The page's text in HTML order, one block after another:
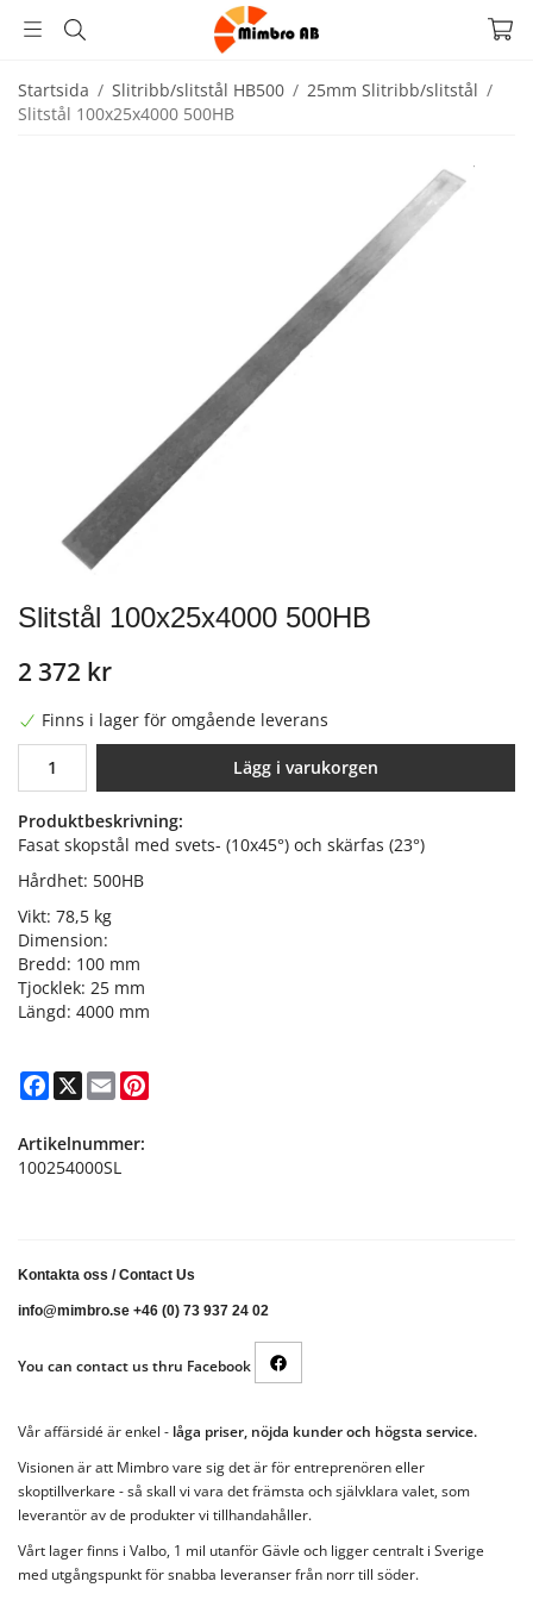
Startsida / Slitribb/slitstål HB500 / 25mm Slitribb/slitstål /
Slitstål 100x25x4000 500HB
Slitstål 100x25x4000 500HB
2 372 kr
Finns i lager för omgående leverans
Lägg i varukorgen
Produktbeskrivning:
Fasat skopstål med svets- (10x45°) och skärfas (23°)
Hårdhet: 500HB
Vikt: 78,5 kg
Dimension:
Bredd: 100 mm
Tjocklek: 25 mm
Längd: 4000 mm
Facebook
X Email
Artikelnummer:
100254000SL
Kontakta oss /Contact Us
info@mimbro.se +46 (0) 73 937 24 02
You can contact us thru Facebook
Vår affärsidé är enkel - låga priser, nöjda kunder och högsta service.
Visionen är att Mimbro vare sig det är för entreprenören eller
skoptillverkare - så skall vi vara det främsta och självklara valet, som
leverantör av de produkter vi tillhandahåller.
Vårt lager finns i Valbo, 1 mil utanför Gävle och ligger centralt i Sverige
med utgångspunkt för snabba leveranser från norr till söder.